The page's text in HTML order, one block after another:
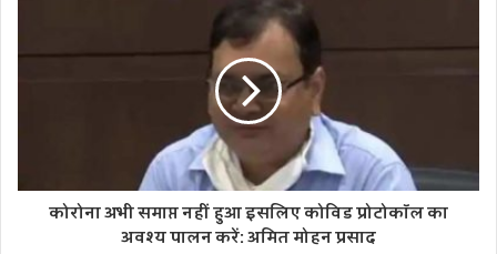
कोरोना अभी समाप्त नहीं हुआ इसलिए कोविड प्रोटोकॉल का
अवश्य पालन करें: अमित मोहन प्रसाद